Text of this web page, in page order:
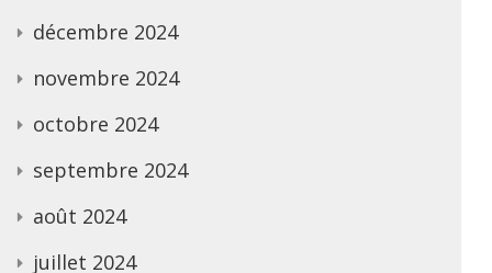
décembre 2024
novembre 2024
octobre 2024
septembre 2024
août 2024
juillet 2024